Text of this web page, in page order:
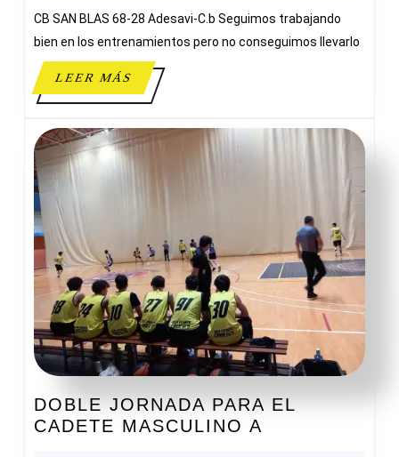
CB SAN BLAS 68-28 Adesavi-C.b Seguimos trabajando
bien en los entrenamientos pero no conseguimos llevarlo
LEER MÁSLEER
MÁS
DOBLE JORNADA PARA EL
CADETE MASCULINO A